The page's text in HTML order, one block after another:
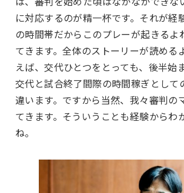
に対応するのが精一杯です。それが経
の時間帯だからこのプレーが起きる
てきます。全体のストーリーが読める
えば、交代ひとつをとっても、後半始
交代と試合終了間際の時間稼ぎとして
違います。ですから当然、我々審判の
てきます。そういうことも経験からわ
ね。